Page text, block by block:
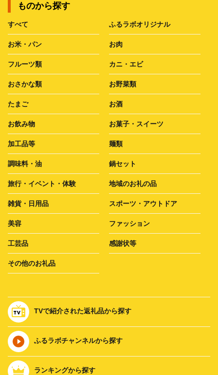
ものから探す
すべて ふるラボオリジナル
お米・パン お肉
フルーツ類 カニ・エビ
おさかな類 お野菜類
たまご お酒
お飲み物 お菓子・スイーツ
加工品等 麺類
調味料・油 鍋セット
旅行・イベント・体験 地域のお礼の品
雑貨・日用品 スポーツ・アウトドア
美容 ファッション
工芸品 感謝状等
その他のお礼品
TVで紹介された返礼品から探す
ふるラボチャンネルから探す
ランキングから探す